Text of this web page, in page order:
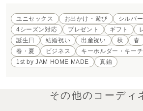
ユニセックス お出かけ・遊び シルバー
4シーズン対応
プレゼント ギフト
誕生日
結婚祝い 出産祝い 秋 春
春・夏
ビジネス
キーホルダー・キー
1st by JAM HOME MADE
真鍮
その他のコーディ